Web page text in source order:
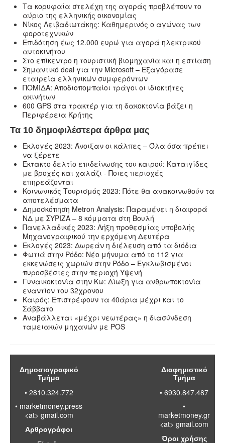
Τα κορυφαία στελέχη της αγοράς προβλέπουν το
αύριο της ελληνικής οικονομίας
Νίκος Λειβαδιωτάκης: Καθημερινός ο αγώνας των
φοροτεχνικών
Επιδότηση έως 12.000 ευρώ για αγορά ηλεκτρικού
αυτοκινήτου
Στο επίκεντρο η τουριστική βιομηχανία και η εστίαση
Σημαντικό deal για την Microsoft – Εξαγόρασε
εταιρεία ελληνικών συμφερόντων
ΠΟΜΙΔΑ: Αποδιοπομπαίοι τράγοι οι ιδιοκτήτες
ακινήτων
600 GPS στα τρακτέρ για τη δακοκτονία βάζει η
Περιφέρεια Κρήτης
Τα 10 δημοφιλέστερα άρθρα μας
Εκλογές 2023: Άνοιξαν οι κάλπες – Όλα όσα πρέπει
να ξέρετε
Έκτακτο δελτίο επιδείνωσης του καιρού: Καταιγίδες
με βροχές και χαλάζι - Ποιες περιοχές
επηρεάζονται
Κοινωνικός Τουρισμός 2023: Πότε θα ανακοινωθούν τα
αποτελέσματα
Δημοσκόπηση Metron Analysis: Παραμένει η διαφορά
ΝΔ με ΣΥΡΙΖΑ – 8 κόμματα στη Βουλή
Πανελλαδικές 2023: Λήξη προθεσμίας υποβολής
Μηχανογραφικού την ερχόμενη Δευτέρα
Εκλογές 2023: Δωρεάν η διέλευση από τα διόδια
Φωτιά στην Ρόδο: Νέο μήνυμα από το 112 για
εκκενώσεις χωριών στην Ρόδο – Εγκλωβισμένοι
πυροσβέστες στην περιοχή Υψενή
Γυναικοκτονία στην Κω: Δίωξη για ανθρωποκτονία
εναντίον του 32χρονου
Καιρός: Επιστρέφουν τα 40άρια μέχρι και το
Σάββατο
Αναβάλλεται «μέχρι νεωτέρας» η διασύνδεση
ταμειακών μηχανών με POS
Δημοσιογραφικό
Τμήμα
• 2810.324.772
• marketmoney.press
<at> gmail.com
Αρθρογράφοι
Διαφημιστικό
Τμήμα
• 6930.847.487
•
marketmoney.gr
<at> gmail.com
Όροι χρήσης